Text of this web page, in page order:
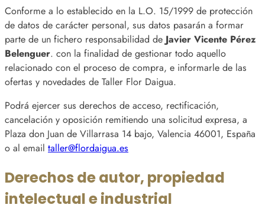
Conforme a lo establecido en la L.O. 15/1999 de protección
de datos de carácter personal, sus datos pasarán a formar
parte de un fichero responsabilidad de Javier Vicente Pérez
Belenguer. con la finalidad de gestionar todo aquello
relacionado con el proceso de compra, e informarle de las
ofertas y novedades de Taller Flor Daigua.
Podrá ejercer sus derechos de acceso, rectificación,
cancelación y oposición remitiendo una solicitud expresa, a
Plaza don Juan de Villarrasa 14 bajo, Valencia 46001, España
o al email taller@flordaigua.es
Derechos de autor, propiedad
intelectual e industrial